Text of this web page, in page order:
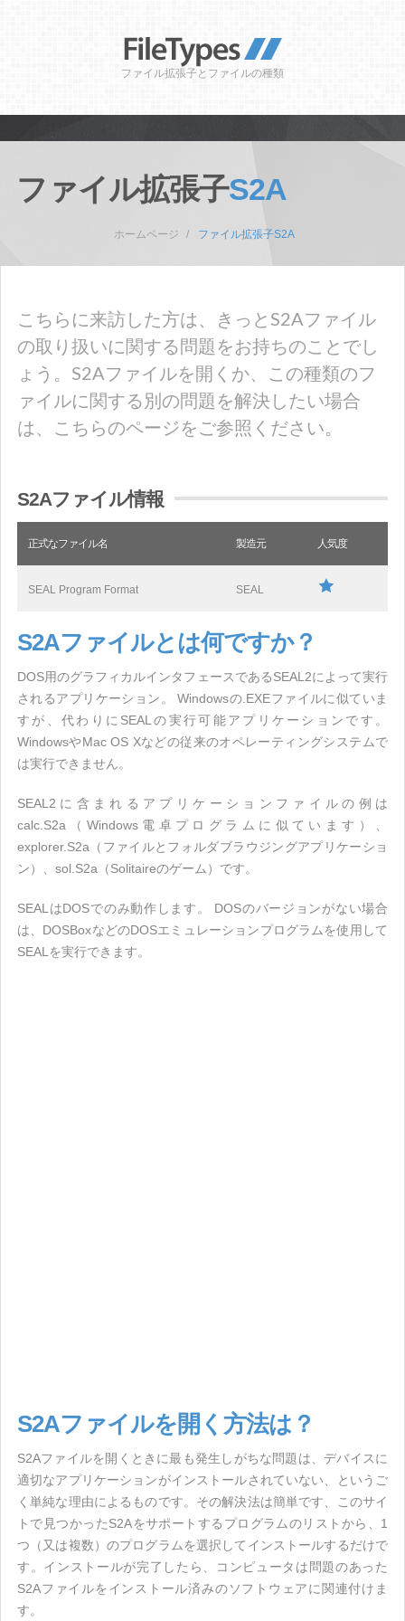
ファイル拡張子とファイルの種類
ファイル拡張子S2A
ホームページ ファイル拡張子S2A
こちらに来訪した方は、きっとS2Aファイル
の取り扱いに関する問題をお持ちのことでし
ょう。S2Aファイルを開くか、この種類のフ
ァイルに関する別の問題を解決したい場合
は、こちらのページをご参照ください。
S2Aファイル情報
正式なファイル名 製造元 人気度
SEAL Program Format SEAL
S2Aファイルとは何ですか？
DOS用のグラフィカルインタフェースであるSEAL2によって実行
されるアプリケーション。 Windowsの.EXEファイルに似ていま
すが、代わりにSEALの実行可能アプリケーションです。
WindowsやMac OS Xなどの従来のオペレーティングシステムで
は実行できません。
SEAL2に含まれるアプリケーションファイルの例は
calc.S2a（Windows電卓プログラムに似ています）、
explorer.S2a（ファイルとフォルダブラウジングアプリケーショ
ン）、sol.S2a（Solitaireのゲーム）です。
SEALはDOSでのみ動作します。 DOSのバージョンがない場合
は、DOSBoxなどのDOSエミュレーションプログラムを使用して
SEALを実行できます。
S2Aファイルを開く方法は？
S2Aファイルを開くときに最も発生しがちな問題は、デバイスに
適切なアプリケーションがインストールされていない、というご
く単純な理由によるものです。その解決法は簡単です、このサイ
トで見つかったS2Aをサポートするプログラムのリストから、1
つ（又は複数）のプログラムを選択してインストールするだけで
す。インストールが完了したら、コンピュータは問題のあった
S2Aファイルをインストール済みのソフトウェアに関連付けま
す。